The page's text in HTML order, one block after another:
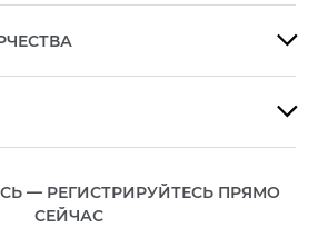


— РЕГИСТРИРУЙТЕСЬ ПРЯМО
СЕЙЧАС